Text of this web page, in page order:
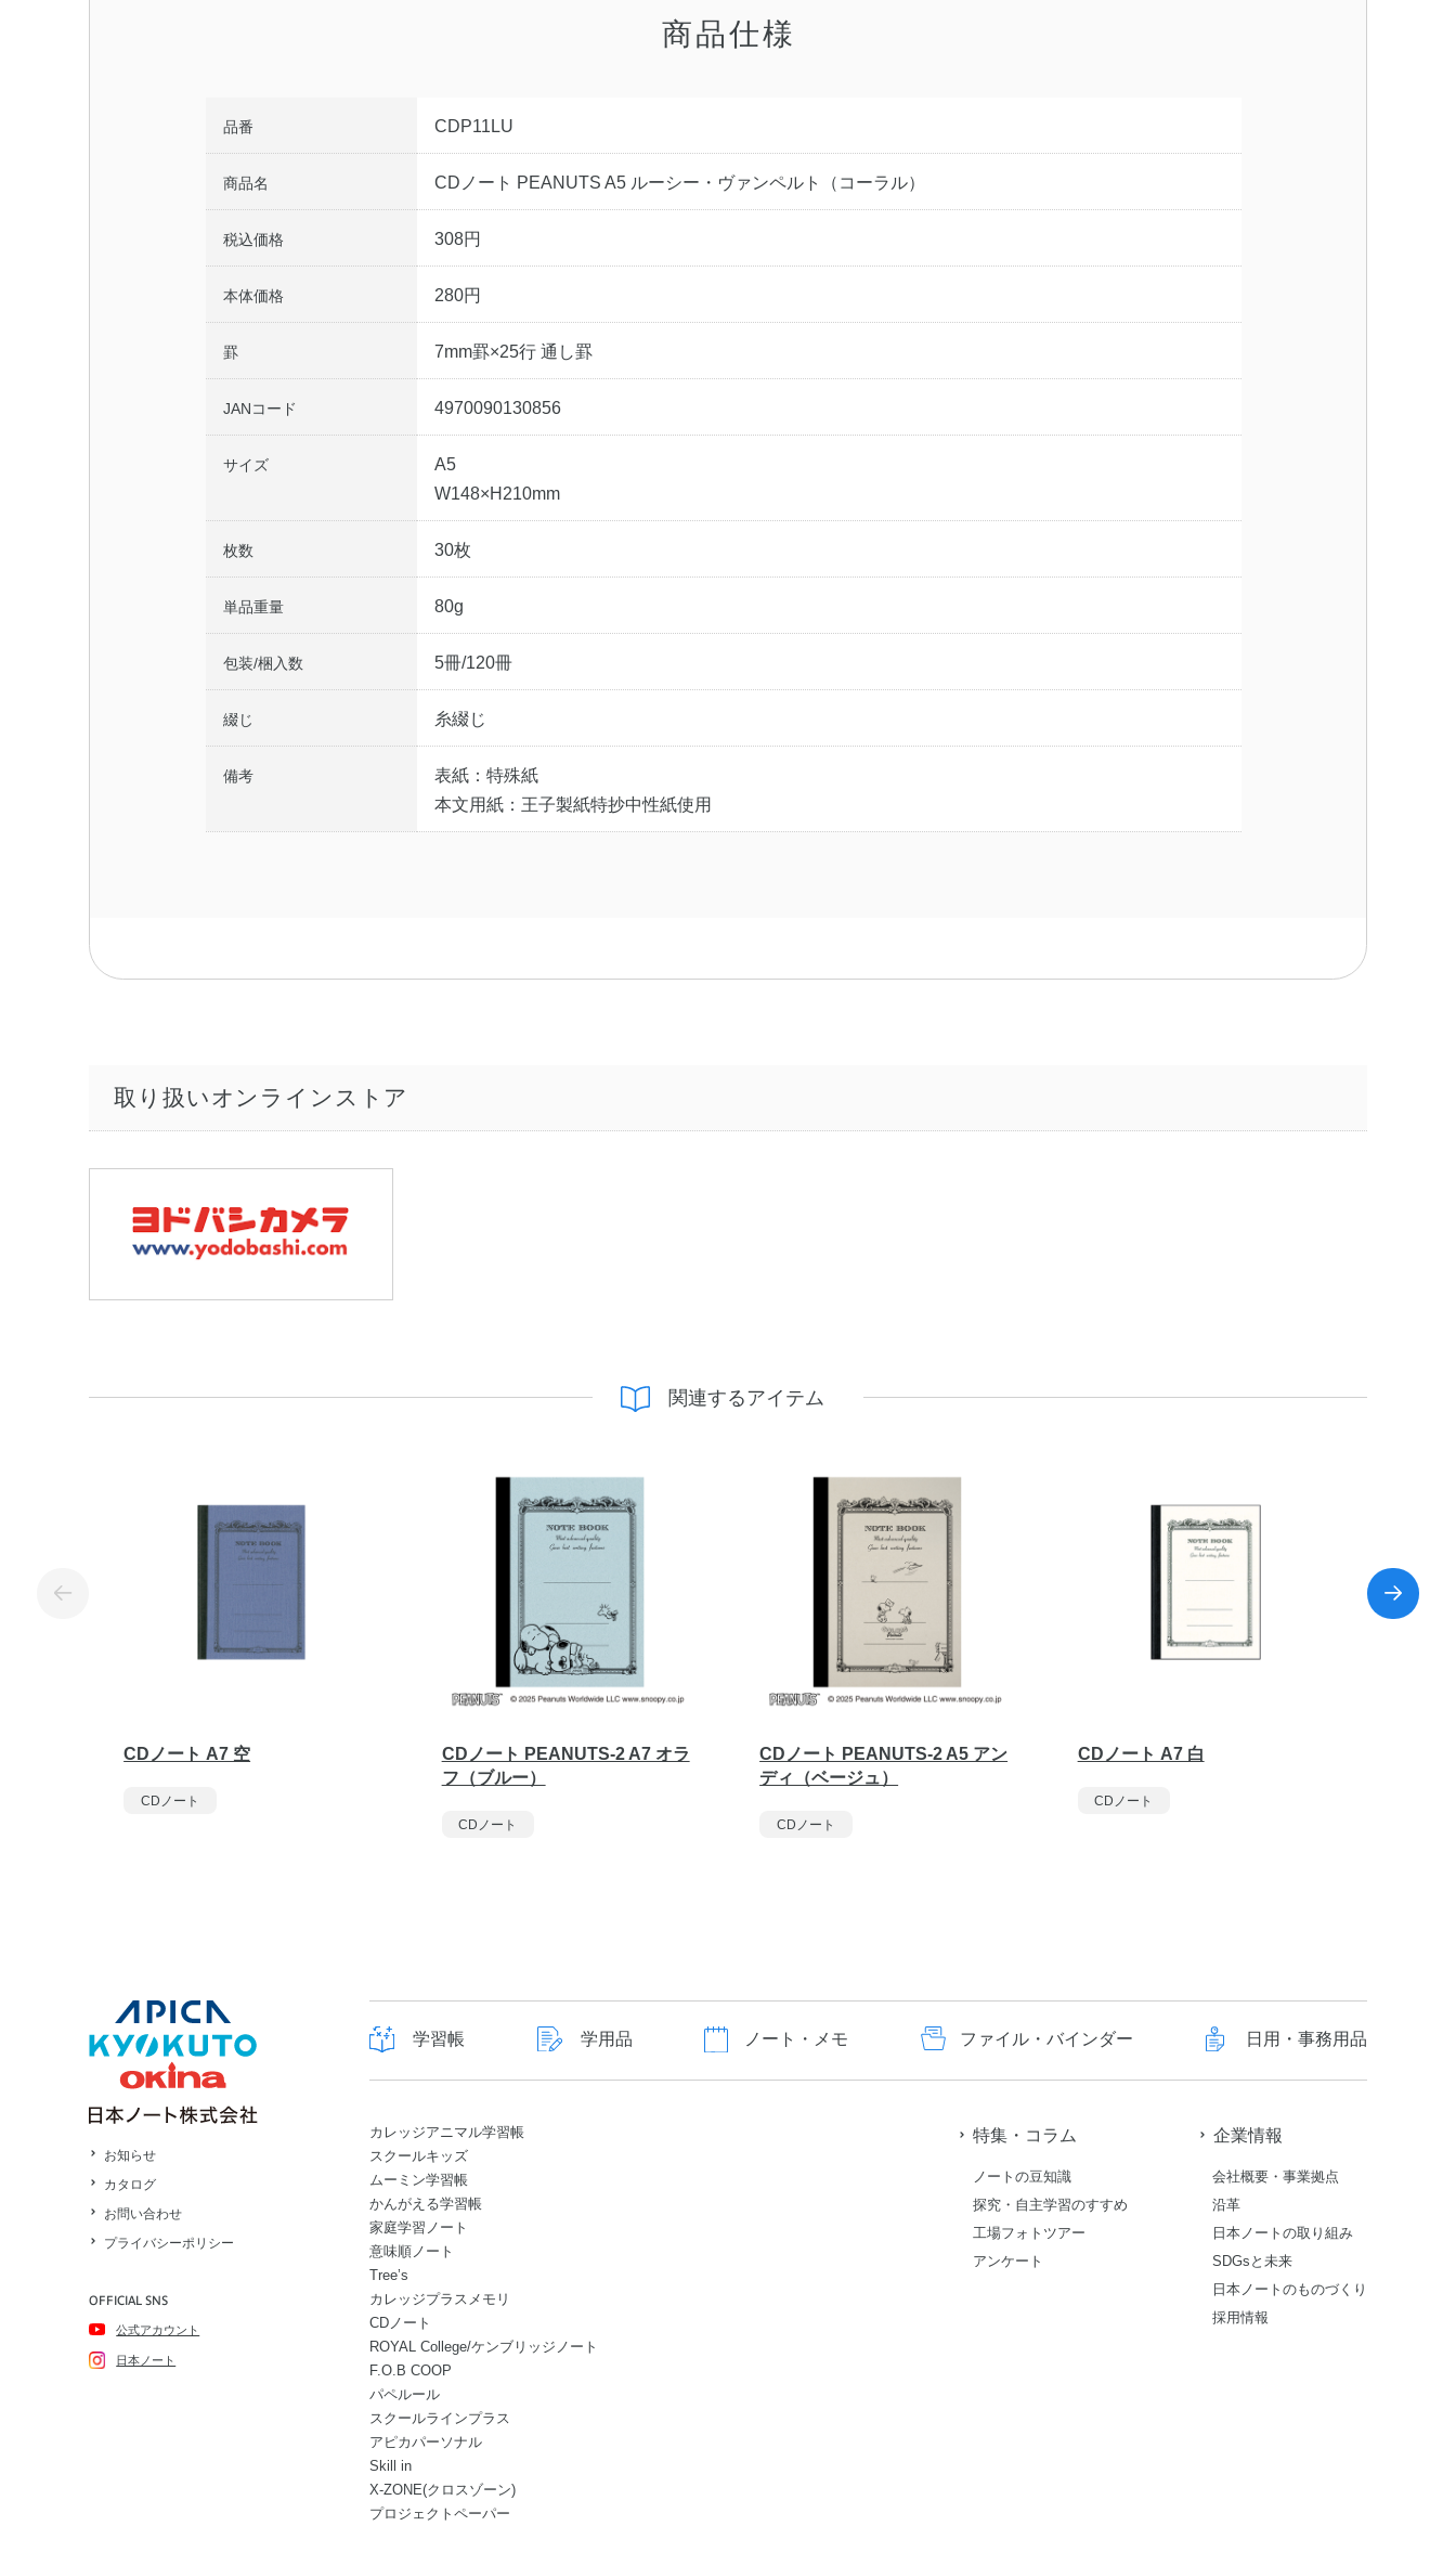
商品仕様
品番 CDP11LU
商品名 CDノート PEANUTS A5 ルーシー・ヴァンペルト（コーラル）
税込価格 308円
本体価格 280円
罫 7mm罫×25行 通し罫
JANコード 4970090130856
サイズ
A5
W148×H210mm
枚数 30枚
単品重量 80g
包装/梱入数 5冊/120冊
綴じ 糸綴じ
備考
表紙：特殊紙
本文用紙：王子製紙特抄中性紙使用
取り扱いオンラインストア
関連するアイテム
CDノート A7 空
CDノート
CDノート PEANUTS-2 A7 オラ
フ（ブルー）
CDノート
CDノート PEANUTS-2 A5 アン
ディ（ベージュ）
CDノート
CDノート A7 白
CDノート
お知らせ
カタログ
お問い合わせ
プライバシーポリシー
OFFICIAL SNS
公式アカウント
日本ノート
学習帳 学用品 ノート・メモ ファイル・バインダー 日用・事務用品
カレッジアニマル学習帳
スクールキッズ
ムーミン学習帳
かんがえる学習帳
家庭学習ノート
意味順ノート
Tree’s
カレッジプラスメモリ
CDノート
ROYAL College/ケンブリッジノート
F.O.B COOP
パペルール
スクールラインプラス
アピカパーソナル
Skill in
X-ZONE(クロスゾーン)
プロジェクトペーパー
特集・コラム
ノートの豆知識
探究・自主学習のすすめ
工場フォトツアー
アンケート
企業情報
会社概要・事業拠点
沿革
日本ノートの取り組み
SDGsと未来
日本ノートのものづくり
採用情報